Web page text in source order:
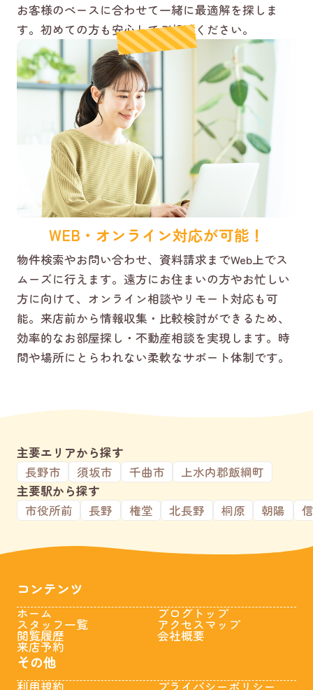
お客様のペースに合わせて一緒に最適解を探しま
す。初めての方も安心してご相談ください。
WEB・オンライン対応が可能！
物件検索やお問い合わせ、資料請求までWeb上でス
ムーズに行えます。遠方にお住まいの方やお忙しい
方に向けて、オンライン相談やリモート対応も可
能。来店前から情報収集・比較検討ができるため、
効率的なお部屋探し・不動産相談を実現します。時
間や場所にとらわれない柔軟なサポート体制です。
主要エリアから探す
長野市
須坂市 千曲市
上水内郡飯綱町
主要駅から探す
市役所前
長野 権堂 北長野 桐原 朝陽
コンテンツ
ホーム
スタッフ一覧
閲覧履歴
来店予約
ブログトップ
アクセスマップ
会社概要
その他